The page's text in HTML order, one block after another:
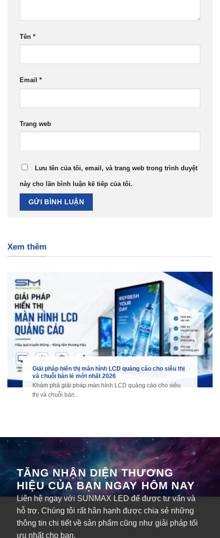
Tên *
Email *
Trang web
Lưu tên của tôi, email, và trang web trong trình duyệt
này cho lần bình luận kế tiếp của tôi.
Xem thêm
Giải pháp hiển thị màn hình LCD quảng cáo cho siêu thị
và chuỗi bán lẻ mới nhất 2026
Khám phá giải pháp màn hình LCD quảng cáo cho siêu
thị và chuỗi bán...
TĂNG NHẬN DIỆN THƯƠNG
HIỆU CỦA BẠN NGAY HÔM NAY
Liên hệ ngay với SUNMAX LED để được tư vấn và
hỗ trợ. Chúng tôi rất hân hạnh được chia sẻ những
thông tin chi tiết về sản phẩm cũng như giải pháp tối
ưu nhất cho bạn.